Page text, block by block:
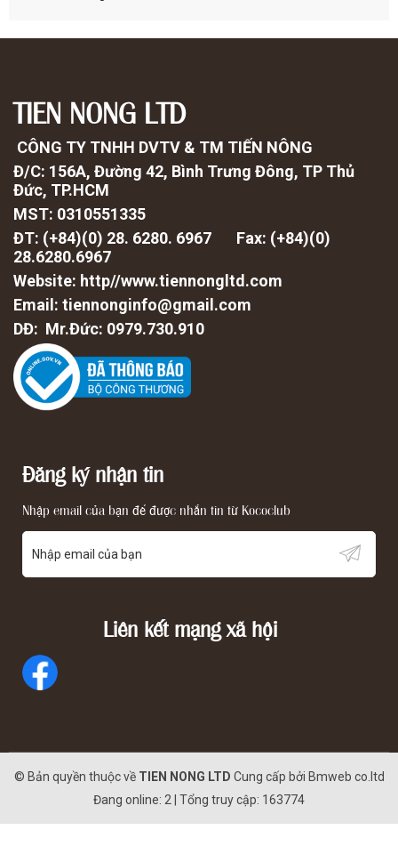
TIEN NONG LTD
CÔNG TY TNHH DVTV & TM TIẾN NÔNG
Đ/C: 156A, Đường 42, Bình Trưng Đông, TP Thủ
Đức, TP.HCM
MST: 0310551335
ĐT: (+84)(0) 28. 6280. 6967 Fax: (+84)(0)
28.6280.6967
Website: http//www.tiennongltd.com
Email: tiennonginfo@gmail.com
DĐ: Mr.Đức: 0979.730.910
Đăng ký nhận tin
Nhập email của bạn để được nhắn tin từ Kococlub
Liên kết mạng xã hội
© Bản quyền thuộc về TIEN NONG LTD Cung cấp bởi Bmweb co.ltd
Đang online: 2 | Tổng truy cập: 163774